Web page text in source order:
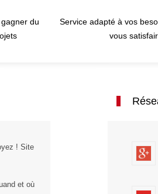
du
Service adapté à vos
vous
! Site
et où